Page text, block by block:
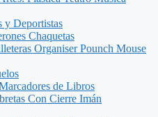
y Deportistas
Chaquetas
Organiser Pounch Mouse
de Libros
Con Cierre Imán